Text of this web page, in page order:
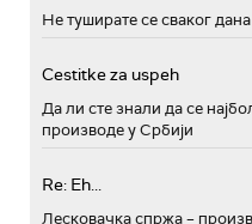
Не туширате се сваког
Cestitke za uspeh
Да ли сте знали да се
производе у Србији
Re: Eh...
Лесковачка спржа –